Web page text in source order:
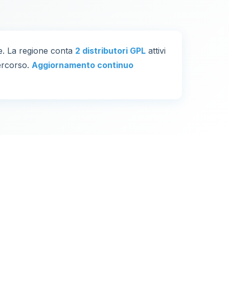
La regione conta 2 distributori GPL attivi
Aggiornamento continuo